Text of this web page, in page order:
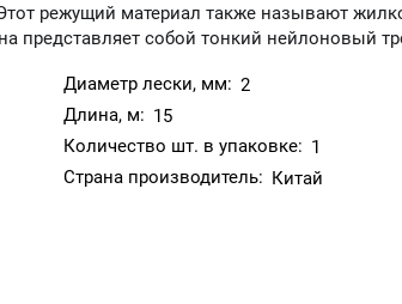
режущий материал также называют
представляет собой тонкий нейлоновый
Диаметр лески, мм: 2
Длина, м: 15
Количество шт. в упаковке: 1
Страна производитель: Китай